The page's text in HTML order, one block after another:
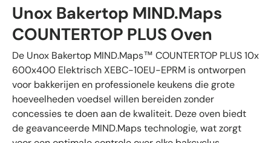
Unox Bakertop MIND.Maps
COUNTERTOP PLUS Oven
De Unox Bakertop MIND.Maps™ COUNTERTOP PLUS 10x
600x400 Elektrisch XEBC-10EU-EPRM is ontworpen
voor bakkerijen en professionele keukens die grote
hoeveelheden voedsel willen bereiden zonder
concessies te doen aan de kwaliteit. Deze oven biedt
de geavanceerde MIND.Maps technologie, wat zorgt